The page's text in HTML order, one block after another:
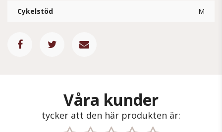
Cykelstöd M
Våra kunder
tycker att den här produkten är: